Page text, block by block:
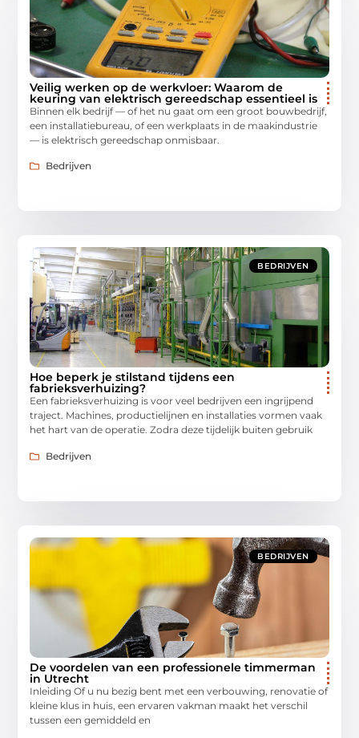
Veilig werken op de werkvloer: Waarom de
keuring van elektrisch gereedschap essentieel is
Binnen elk bedrijf — of het nu gaat om een groot bouwbedrijf,
een installatiebureau, of een werkplaats in de maakindustrie
— is elektrisch gereedschap onmisbaar.
Bedrijven
BEDRIJVEN
Hoe beperk je stilstand tijdens een
fabrieksverhuizing?
Een fabrieksverhuizing is voor veel bedrijven een ingrijpend
traject. Machines, productielijnen en installaties vormen vaak
het hart van de operatie. Zodra deze tijdelijk buiten gebruik
Bedrijven
BEDRIJVEN
De voordelen van een professionele timmerman
in Utrecht
Inleiding Of u nu bezig bent met een verbouwing, renovatie of
kleine klus in huis, een ervaren vakman maakt het verschil
tussen een gemiddeld en